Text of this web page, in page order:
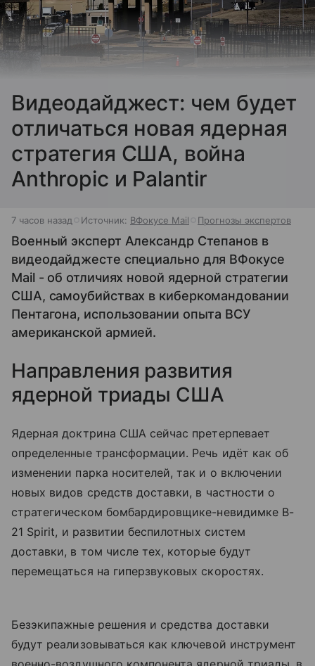
Видеодайджест: чем будет
отличаться новая ядерная
стратегия США, война
Anthropic и Palantir
7 часов назад Источник: ВФокусе Mail Прогнозы экспертов
Военный эксперт Александр Степанов в
видеодайджесте специально для ВФокусе
Mail - об отличиях новой ядерной стратегии
США, самоубийствах в киберкомандовании
Пентагона, использовании опыта ВСУ
американской армией.
Направления развития
ядерной триады США
Ядерная доктрина США сейчас претерпевает
определенные трансформации. Речь идёт как об
изменении парка носителей, так и о включении
новых видов средств доставки, в частности о
стратегическом бомбардировщике-невидимке B-
21 Spirit, и развитии беспилотных систем
доставки, в том числе тех, которые будут
перемещаться на гиперзвуковых скоростях.
Безэкипажные решения и средства доставки
будут реализовываться как ключевой инструмент